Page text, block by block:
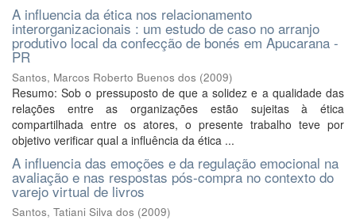
A influencia da ética nos relacionamento
interorganizacionais : um estudo de caso no arranjo
produtivo local da confecção de bonés em Apucarana -
PR
Santos, Marcos Roberto Buenos dos (2009)
Resumo: Sob o pressuposto de que a solidez e a qualidade das
relações entre as organizações estão sujeitas à ética
compartilhada entre os atores, o presente trabalho teve por
objetivo verificar qual a influência da ética ...
A influencia das emoções e da regulação emocional na
avaliação e nas respostas pós-compra no contexto do
varejo virtual de livros
Santos, Tatiani Silva dos (2009)